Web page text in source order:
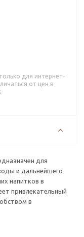
для интернет-
от цен в
для
и дальнейшего
напитков в
привлекательный
в